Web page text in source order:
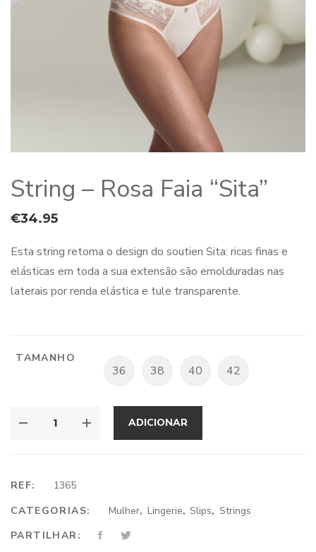
String – Rosa Faia “Sita”
€34.95
Esta string retoma o design do soutien Sita: ricas finas e
elásticas em toda a sua extensão são emolduradas nas
laterais por renda elástica e tule transparente.
TAMANHO
36 38 40 42
ADICIONAR
REF:
1365
CATEGORIAS:
Mulher, Lingerie,Slips,Strings
PARTILHAR: